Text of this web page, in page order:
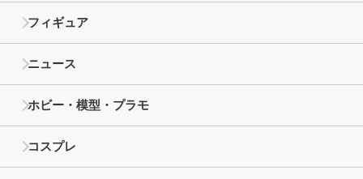
フィギュア
ニュース
ホビー・模型・プラモ
コスプレ